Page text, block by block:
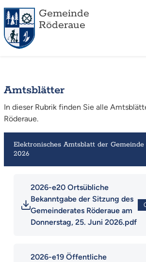
Gemeinde
Röderaue
Amtsblätter
In dieser Rubrik finden Sie alle
Röderaue.
Elektronisches Amtsblatt der Gemeinde
2026
2026-e20 Ortsübliche
Bekanntgabe der Sitzung des
Gemeinderates Röderaue am
Donnerstag, 25. Juni 2026.pdf
2026-e19 Öffentliche